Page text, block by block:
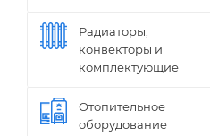
Радиаторы,
конвекторы и
комплектующие
Отопительное
оборудование